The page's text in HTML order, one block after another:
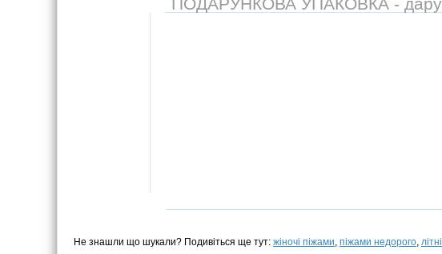
Не знашли що шукали? Подивіться ще тут: жіночі піжами, піжами недорого,